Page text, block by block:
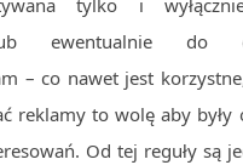
tylko i
ewentualnie do
– co nawet jest
reklamy to wolę aby były
Od tej reguły są